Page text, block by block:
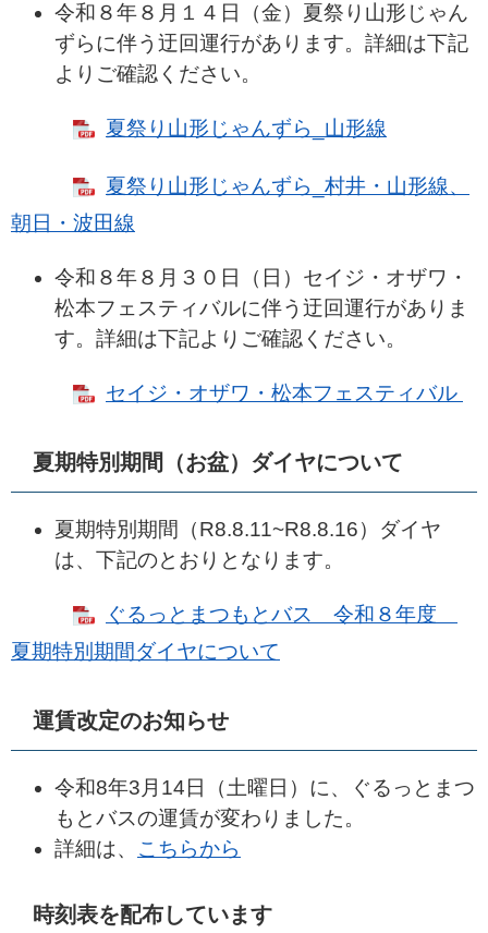
令和８年８月１４日（金）夏祭り山形じゃん
ずらに伴う迂回運行があります。詳細は下記
よりご確認ください。
夏祭り山形じゃんずら_山形線
夏祭り山形じゃんずら_村井・山形線、
朝日・波田線
令和８年８月３０日（日）セイジ・オザワ・
松本フェスティバルに伴う迂回運行がありま
す。詳細は下記よりご確認ください。
セイジ・オザワ・松本フェスティバル
夏期特別期間（お盆）ダイヤについて
夏期特別期間（R8.8.11~R8.8.16）ダイヤ
は、下記のとおりとなります。
ぐるっとまつもとバス 令和８年度
夏期特別期間ダイヤについて
運賃改定のお知らせ
令和8年3月14日（土曜日）に、ぐるっとまつ
もとバスの運賃が変わりました。
詳細は、 こちらから
時刻表を配布しています